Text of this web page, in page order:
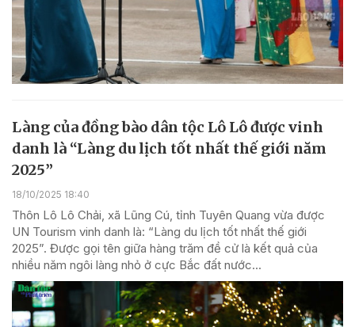
Làng của đồng bào dân tộc Lô Lô được vinh
danh là “Làng du lịch tốt nhất thế giới năm
2025”
18/10/2025 18:40
Thôn Lô Lô Chải, xã Lũng Cú, tỉnh Tuyên Quang vừa được
UN Tourism vinh danh là: “Làng du lịch tốt nhất thế giới
2025”. Được gọi tên giữa hàng trăm đề cử là kết quả của
nhiều năm ngôi làng nhỏ ở cực Bắc đất nước...